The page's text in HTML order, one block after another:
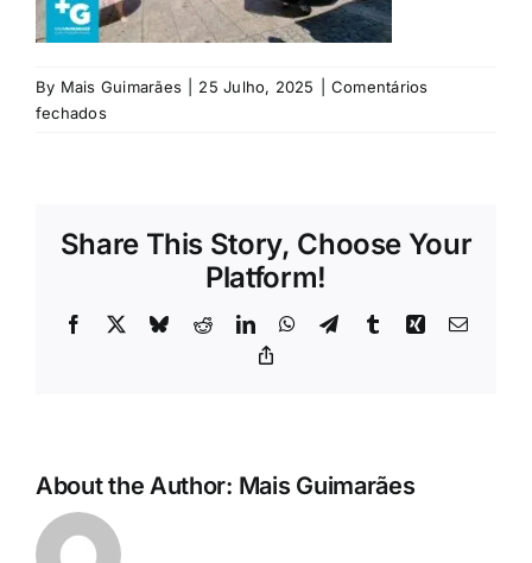
Rubricas
Jornal
By Mais Guimarães 25 Julho, 2025
Comentários
fechadosem
Share This Story, Choose Your
Platform!
Facebook BlueskyRedditLinkedInWhatsApp
TelegramTumblrXing Email
About the Author: Mais Guimarães